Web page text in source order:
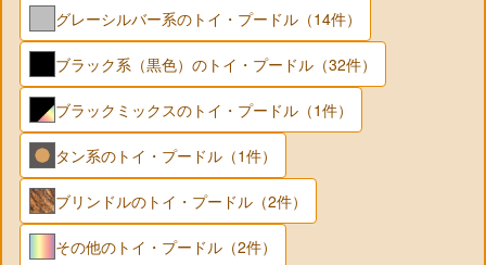
グレーシルバー系のトイ・プードル（14件）
ブラック系（黒色）のトイ・プードル（32件）
ブラックミックスのトイ・プードル（1件）
タン系のトイ・プードル（1件）
ブリンドルのトイ・プードル（2件）
その他のトイ・プードル（2件）